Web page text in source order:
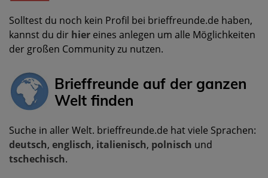
Solltest du noch kein Profil bei brieffreunde.de haben,
kannst du dir hier eines anlegen um alle Möglichkeiten
der großen Community zu nutzen.
Brieffreunde auf der ganzen
Welt finden
Suche in aller Welt. brieffreunde.de hat viele Sprachen:
deutsch, englisch, italienisch, polnisch und
tschechisch.